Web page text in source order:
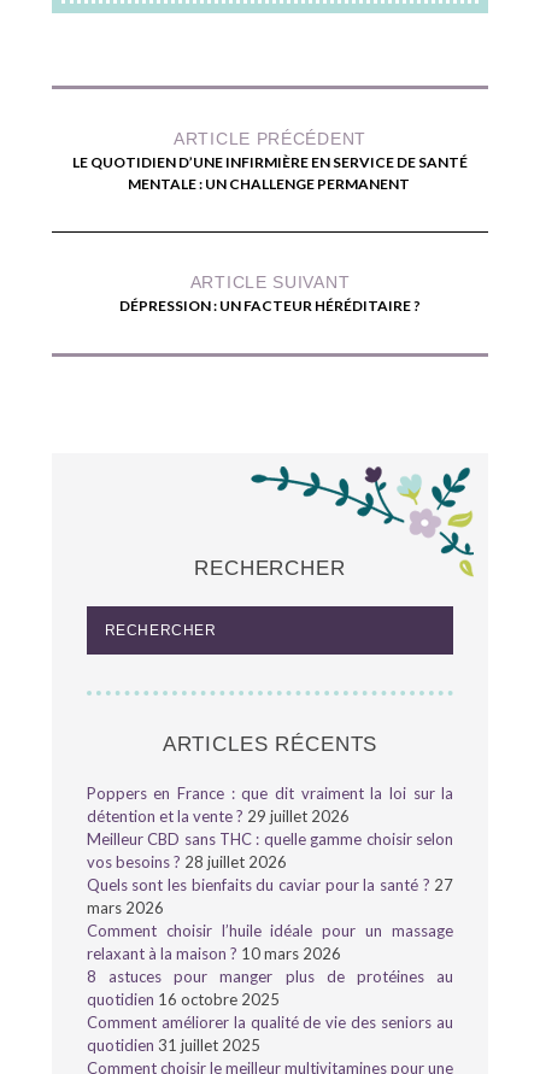
ARTICLE PRÉCÉDENT
LE QUOTIDIEN D’UNE INFIRMIÈRE EN SERVICE DE SANTÉ
MENTALE : UN CHALLENGE PERMANENT
ARTICLE SUIVANT
DÉPRESSION : UN FACTEUR HÉRÉDITAIRE ?
RECHERCHER
ARTICLES RÉCENTS
Poppers en France : que dit vraiment la loi sur la
détention et la vente ? 29 juillet 2026
Meilleur CBD sans THC : quelle gamme choisir selon
vos besoins ? 28 juillet 2026
Quels sont les bienfaits du caviar pour la santé ? 27
mars 2026
Comment choisir l’huile idéale pour un massage
relaxant à la maison ? 10 mars 2026
8 astuces pour manger plus de protéines au
quotidien 16 octobre 2025
Comment améliorer la qualité de vie des seniors au
quotidien 31 juillet 2025
Comment choisir le meilleur multivitamines pour une